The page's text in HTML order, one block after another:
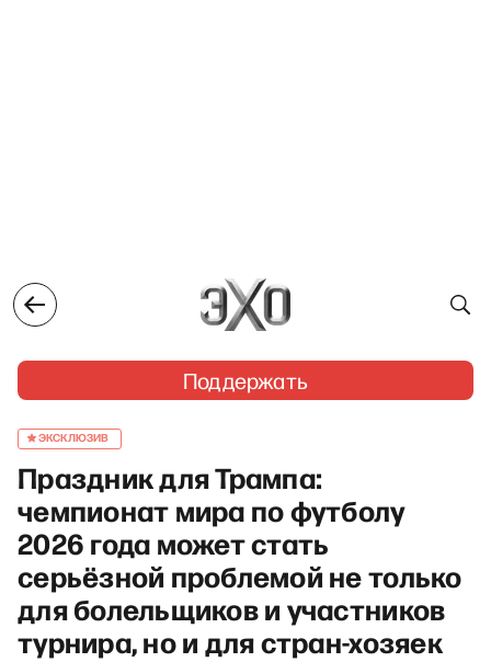
Поддержать
ЭКСКЛЮЗИВ
Праздник для Трампа:
чемпионат мира по футболу
2026 года может стать
серьёзной проблемой не только
для болельщиков и участников
турнира, но и для стран-хозяек